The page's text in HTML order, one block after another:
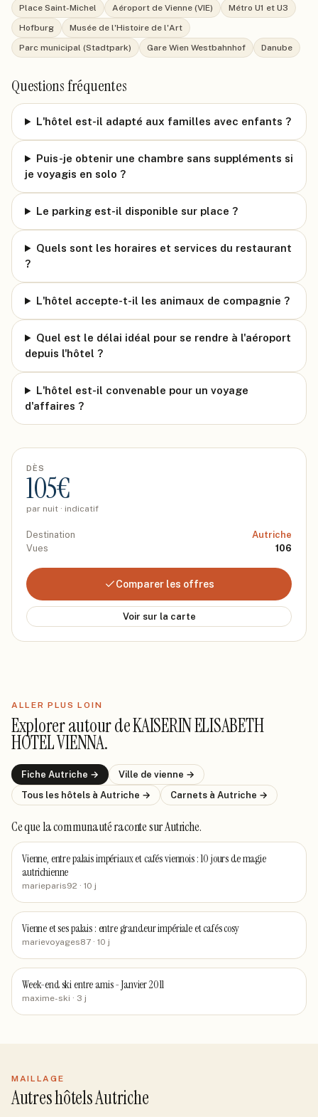
Place Saint-Michel Aéroport de Vienne (VIE)
Métro U1 et U3
Hofburg
Musée de l'Histoire de l'Art
Parc municipal (Stadtpark)
Gare Wien Westbahnhof Danube
Questions fréquentes
L'hôtel est-il adapté aux familles avec enfants ?
Puis-je obtenir une chambre sans suppléments si
je voyagis en solo ?
Le parking est-il disponible sur place ?
Quels sont les horaires et services du restaurant
?
L'hôtel accepte-t-il les animaux de compagnie ?
Quel est le délai idéal pour se rendre à l'aéroport
depuis l'hôtel ?
L'hôtel est-il convenable pour un voyage
d'affaires ?
DÈS
105€
par nuit · indicatif
Destination
Autriche
Vues
106
Comparer les offres
Voir sur la carte
ALLER PLUS LOIN
Explorer autour deKAISERIN ELISABETH
HOTEL VIENNA.
Fiche Autriche → Ville de vienne →
Tous les hôtels à Autriche → Carnets à Autriche →
Ce que la communauté racontesur Autriche.
Vienne, entre palais impériaux et cafés viennois : 10 jours de magie
autrichienne
marieparis92 · 10 j
Vienne et ses palais : entre grandeur impériale et cafés cosy
marievoyages87 · 10 j
Week-end ski entre amis - Janvier 2011
maxime-ski · 3 j
MAILLAGE
Autres hôtels Autriche